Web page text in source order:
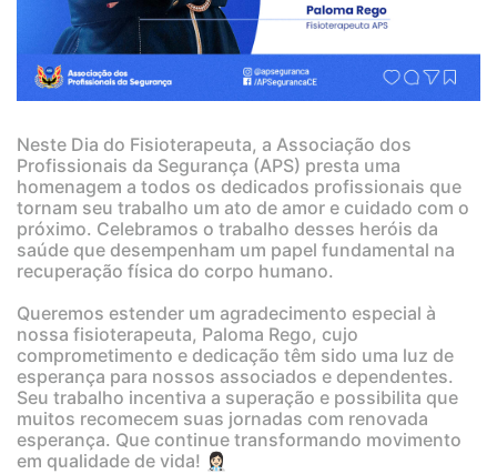
Neste Dia do Fisioterapeuta, a Associação dos
Profissionais da Segurança (APS) presta uma
homenagem a todos os dedicados profissionais que
tornam seu trabalho um ato de amor e cuidado com o
próximo. Celebramos o trabalho desses heróis da
saúde que desempenham um papel fundamental na
recuperação física do corpo humano.
Queremos estender um agradecimento especial à
nossa fisioterapeuta, Paloma Rego, cujo
comprometimento e dedicação têm sido uma luz de
esperança para nossos associados e dependentes.
Seu trabalho incentiva a superação e possibilita que
muitos recomecem suas jornadas com renovada
esperança. Que continue transformando movimento
em qualidade de vida! 👩🏻‍⚕️